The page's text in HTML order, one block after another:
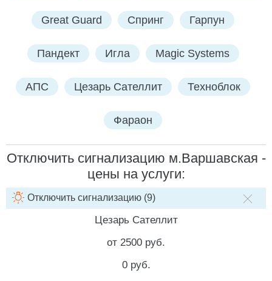
Great Guard Спринг Гарпун
Пандект Игла Magic Systems
АПС Цезарь Сателлит Техноблок
Фараон
Отключить сигнализацию м.Варшавская -
цены на услуги:
НАИМЕНОВАНИЕ УСЛУГИСТОИМОСТЬ РАБОТ
Отключить сигнализацию (9)
Цезарь Сателлит
от 2500 руб.
0 руб.